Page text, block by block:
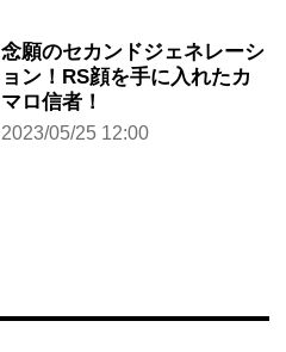
念願のセカンドジェネレーシ
ョン！RS顔を手に入れたカ
マロ信者！
2023/05/25 12:00